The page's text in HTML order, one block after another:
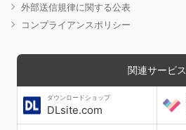
外部送信規律に関する公表
コンプライアンスポリシー
関連サービス
ダウンロードショップ
DLsite.com